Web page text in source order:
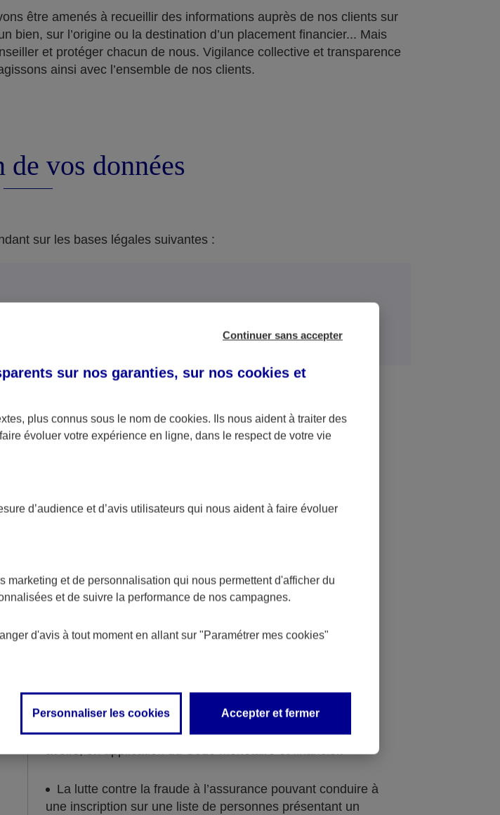
être amenés à recueillir des informations auprès de nos clients sur
bien, sur l’origine ou la destination d’un placement financier... Mais
et protéger chacun de nous. Vigilance collective et transparence
ainsi avec l’ensemble de nos clients.
vos données
sur les bases légales suivantes :
la passation, la gestion (y compris commerciale) et
au Registre National d’Identification des Personnes
Physiques (RNIPP) dans les conditions requises ;
en assurance afin de proposer des contrats adaptés à
condamnations et mesures de sûreté soit au moment de la
souscription du contrat d’assurance, soit en cours de son
et contentieux.
financement du terrorisme, avec la mise en place d’une
surveillance des contrats pouvant aboutir à la rédaction
d’une déclaration de soupçon ou à une mesure de gel des
avoirs, en application du Code monétaire et financier.
La lutte contre la fraude à l’assurance pouvant conduire à
une inscription sur une liste de personnes présentant un
Continuer sans accepter
sur nos garanties, sur nos cookies et
plus connus sous le nom de cookies. Ils nous aident à traiter des
évoluer votre expérience en ligne, dans le respect de votre vie
d’audience et d’avis utilisateurs qui nous aident à faire évoluer
marketing et de personnalisation qui nous permettent d'afficher du
et de suivre la performance de nos campagnes.
d'avis à tout moment en allant sur "Paramétrer mes cookies"
Personnaliser les cookies Accepter et fermer